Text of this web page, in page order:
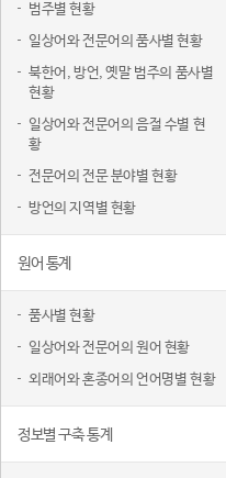
범주별 현황
일상어와 전문어의 품사별 현황
북한어, 방언, 옛말 범주의 품사별
현황
일상어와 전문어의 음절 수별 현
황
전문어의 전문 분야별 현황
방언의 지역별 현황
원어 통계
품사별 현황
일상어와 전문어의 원어 현황
외래어와 혼종어의 언어명별 현황
정보별 구축 통계